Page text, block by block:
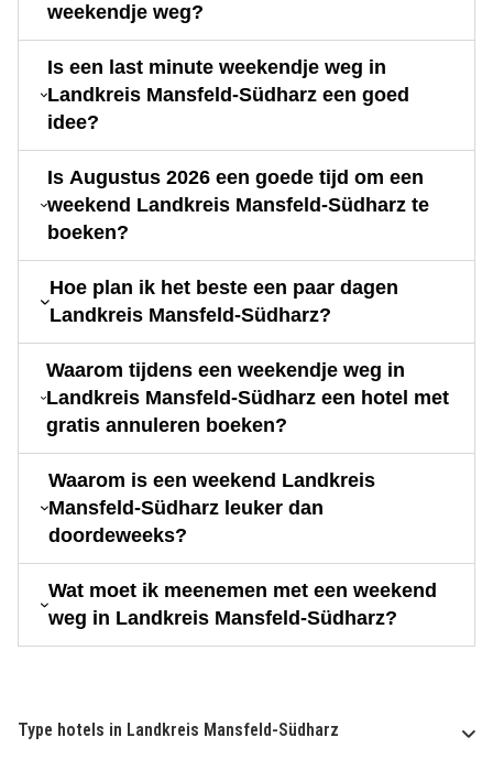
weekendje weg?
Is een last minute weekendje weg in
Landkreis Mansfeld-Südharz een goed
idee?
Is Augustus 2026 een goede tijd om een
weekend Landkreis Mansfeld-Südharz te
boeken?
Hoe plan ik het beste een paar dagen
Landkreis Mansfeld-Südharz?
Waarom tijdens een weekendje weg in
Landkreis Mansfeld-Südharz een hotel met
gratis annuleren boeken?
Waarom is een weekend Landkreis
Mansfeld-Südharz leuker dan
doordeweeks?
Wat moet ik meenemen met een weekend
weg in Landkreis Mansfeld-Südharz?
Type hotels in Landkreis Mansfeld-Südharz